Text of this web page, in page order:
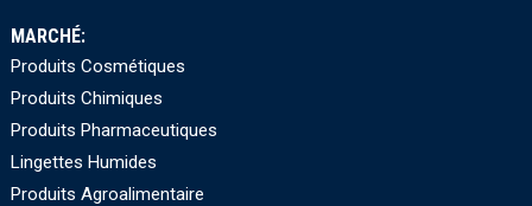
MARCHÉ:
Produits Cosmétiques
Produits Chimiques
Produits Pharmaceutiques
Lingettes Humides
Produits Agroalimentaire